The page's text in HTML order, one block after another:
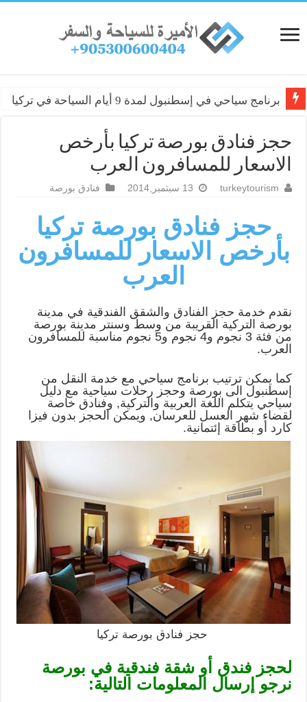
برنامج سياحي في إسطنبول لمدة 9 أيام السياحة في تركيا
حجز فنادق بورصة تركيا بأرخص
الاسعار للمسافرون العرب
turkeytourism 13 سبتمبر,2014 فنادق بورصة
حجز فنادق بورصة تركيا
بأرخص الاسعار للمسافرون
العرب
نقدم خدمة حجز الفنادق والشقق الفندقية في مدينة
بورصة التركية القريبة من وسط وسنتر مدينة بورصة
من فئة 3 نجوم و4 نجوم و5 نجوم مناسبة للمسافرون
العرب.
كما يمكن ترتيب برنامج سياحي مع خدمة النقل من
إسطنبول الى بورصة وحجز رحلات سياحية مع دليل
سياحي يتكلم اللغة العربية والتركية, وفنادق خاصة
لقضاء شهر العسل للعرسان, ويمكن الحجز بدون فيزا
كارد أو بطاقة إئتمانية.
حجز فنادق بورصة تركيا
لحجز فندق أو شقة فندقية في بورصة
نرجو إرسال المعلومات التالية: